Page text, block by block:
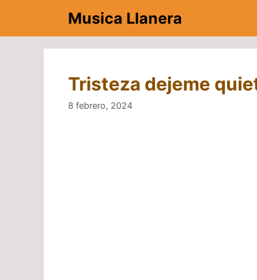
contenido
Musica Llanera
Tristeza dejeme
8 febrero, 2024